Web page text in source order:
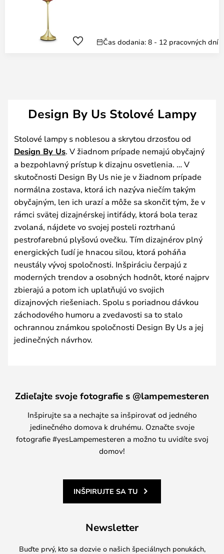
Čas dodania: 8 - 12 pracovných dní
Design By Us Stolové Lampy
Stolové lampy s noblesou a skrytou drzosťou od
Design By Us. V žiadnom prípade nemajú obyčajný
a bezpohlavný prístup k dizajnu osvetlenia. … V
skutočnosti Design By Us nie je v žiadnom prípade
normálna zostava, ktorá ich nazýva niečím takým
obyčajným, len ich urazí a môže sa skončiť tým, že v
rámci svätej dizajnérskej intifády, ktorá bola teraz
zvolaná, nájdete vo svojej posteli roztrhanú
pestrofarebnú plyšovú ovečku. Tím dizajnérov plný
energických ľudí je hnacou silou, ktorá poháňa
neustály vývoj spoločnosti. Inšpiráciu čerpajú z
moderných trendov a osobných hodnôt, ktoré najprv
zbierajú a potom ich uplatňujú vo svojich
dizajnových riešeniach. Spolu s poriadnou dávkou
záchodového humoru a zvedavosti sa to stalo
ochrannou známkou spoločnosti Design By Us a jej
jedinečných návrhov.
Zdieľajte svoje fotografie s @lampemesteren
Inšpirujte sa a nechajte sa inšpirovať od jedného
jedinečného domova k druhému. Označte svoje
fotografie #yesLampemesteren a možno tu uvidíte svoj
domov!
INŠPIRUJTE SA TU
Newsletter
Buďte prvý, kto sa dozvie o našich špeciálnych ponukách,